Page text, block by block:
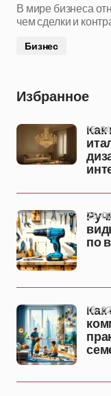
В мире бизнеса
чем сделки и
Бизнес
Избранное
15-
по
25-
Как
18-